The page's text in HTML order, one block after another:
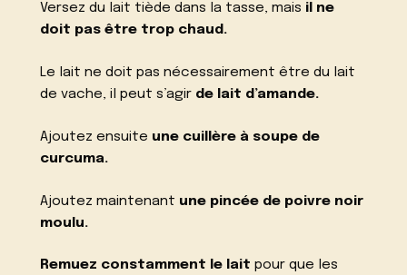
Versez du lait tiède dans la tasse, mais il ne
doit pas être trop chaud.
Le lait ne doit pas nécessairement être du lait
de vache, il peut s’agir de lait d’amande.
Ajoutez ensuite une cuillère à soupe de
curcuma.
Ajoutez maintenant une pincée de poivre noir
moulu.
Remuez constamment le lait pour que les